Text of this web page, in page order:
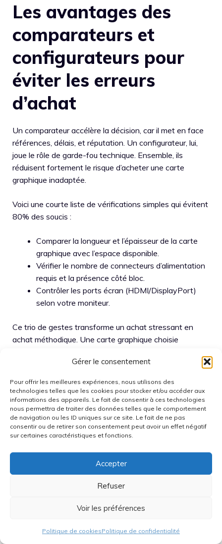
Gérer le consentement
Pour offrir les meilleures expériences, nous utilisons des
technologies telles que les cookies pour stocker et/ou accéder aux
informations des appareils. Le fait de consentir à ces technologies
nous permettra de traiter des données telles que le comportement
de navigation ou les ID uniques sur ce site. Le fait de ne pas
consentir ou de retirer son consentement peut avoir un effet négatif
sur certaines caractéristiques et fonctions.
Accepter
Refuser
Voir les préférences
Politique de cookiesPolitique de confidentialité
Les avantages des
comparateurs et
configurateurs pour
éviter les erreurs
d’achat
Un comparateur accélère la décision, car il met en face
références, délais, et réputation. Un configurateur, lui,
joue le rôle de garde-fou technique. Ensemble, ils
réduisent fortement le risque d’acheter une carte
graphique inadaptée.
Voici une courte liste de vérifications simples qui évitent
80% des soucis :
Comparer la longueur et l’épaisseur de la carte
graphique avec l’espace disponible.
Vérifier le nombre de connecteurs d’alimentation
requis et la présence côté bloc.
Contrôler les ports écran (HDMI/DisplayPort)
selon votre moniteur.
Ce trio de gestes transforme un achat stressant en
achat méthodique. Une carte graphique choisie
Disponibilité des
cartes graphiques
haut de gamme
NVIDIA RTX 50xx et
AMD RX 9xxx
par les gains en efficacité et les performances en 4K.
les modèles premium. Il devient donc utile de suivre les